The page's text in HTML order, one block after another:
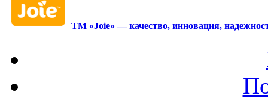
ТМ «Joie» — качество, инновация,